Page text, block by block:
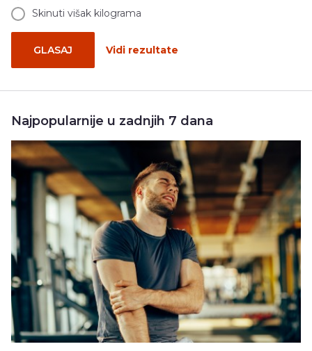
Skinuti višak kilograma
GLASAJ Vidi rezultate
Najpopularnije u zadnjih 7 dana